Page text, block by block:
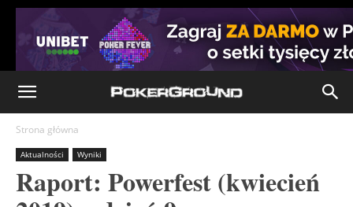
Strona główna
Aktualności Wyniki
Raport: Powerfest (kwiecień